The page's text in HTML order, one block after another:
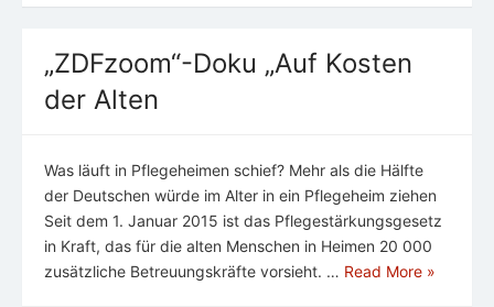
„ZDFzoom“-Doku „Auf Kosten
der Alten
Was läuft in Pflegeheimen schief? Mehr als die Hälfte
der Deutschen würde im Alter in ein Pflegeheim ziehen
Seit dem 1. Januar 2015 ist das Pflegestärkungsgesetz
in Kraft, das für die alten Menschen in Heimen 20 000
zusätzliche Betreuungskräfte vorsieht. … Read More »